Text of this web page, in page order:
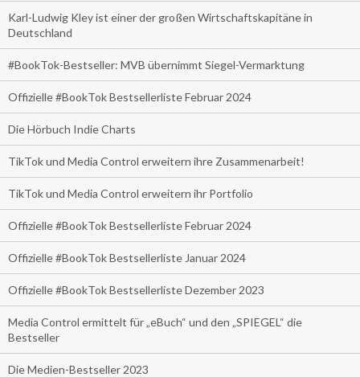
Karl-Ludwig Kley ist einer der großen Wirtschaftskapitäne in
Deutschland
#BookTok-Bestseller: MVB übernimmt Siegel-Vermarktung
Offizielle #BookTok Bestsellerliste Februar 2024
Die Hörbuch Indie Charts
TikTok und Media Control erweitern ihre Zusammenarbeit!
TikTok und Media Control erweitern ihr Portfolio
Offizielle #BookTok Bestsellerliste Februar 2024
Offizielle #BookTok Bestsellerliste Januar 2024
Offizielle #BookTok Bestsellerliste Dezember 2023
Media Control ermittelt für „eBuch“ und den „SPIEGEL“ die
Bestseller
Die Medien-Bestseller 2023